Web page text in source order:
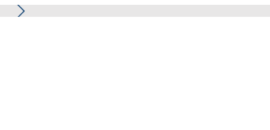
limiter les obligations qui ne peuvent, en fonction des lois
applicables, être exclues ou limitées.